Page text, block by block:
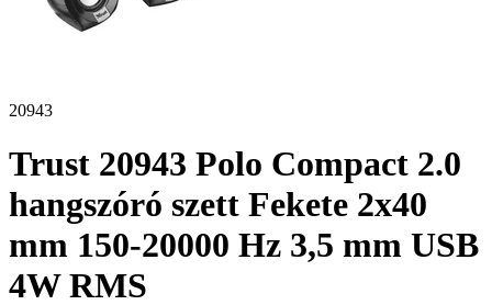
20943
Trust 20943 Polo Compact 2.0
hangszóró szett Fekete 2x40
mm 150-20000 Hz 3,5 mm USB
4W RMS